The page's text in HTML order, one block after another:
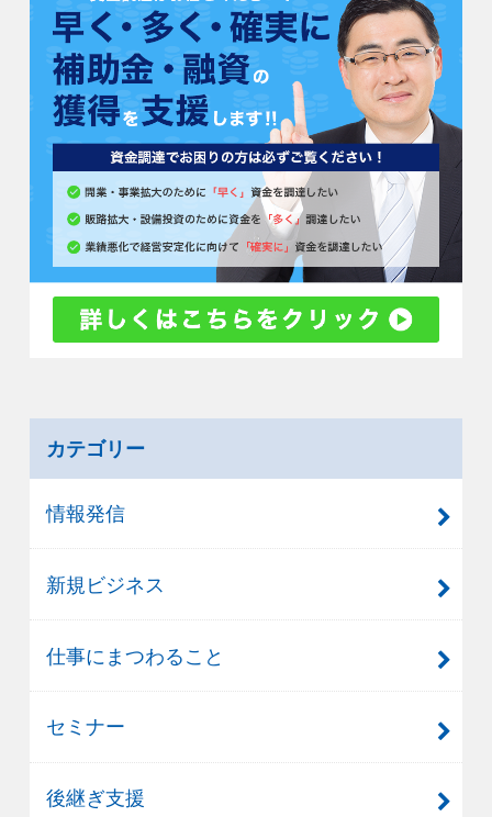
カテゴリー
情報発信
新規ビジネス
仕事にまつわること
セミナー
後継ぎ支援